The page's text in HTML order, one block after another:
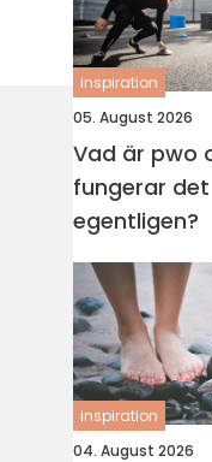
inspiration
05. August 2026
Vad är pwo
fungerar det
egentligen?
inspiration
04. August 2026